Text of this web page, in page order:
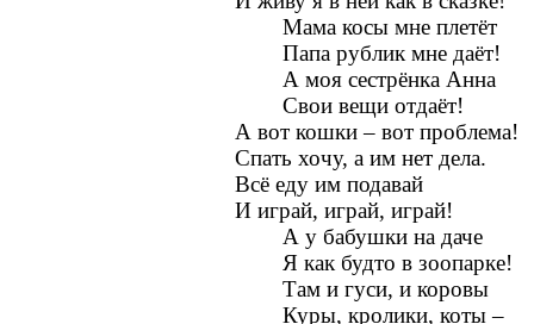
Мама косы мне плетёт
Папа рублик мне даёт!
А моя сестрёнка Анна
Свои вещи отдаёт!
А вот кошки – вот проблема!
Спать хочу, а им нет дела.
Всё еду им подавай
И играй, играй, играй!
А у бабушки на даче
Я как будто в зоопарке!
Там и гуси, и коровы
Куры, кролики, коты –